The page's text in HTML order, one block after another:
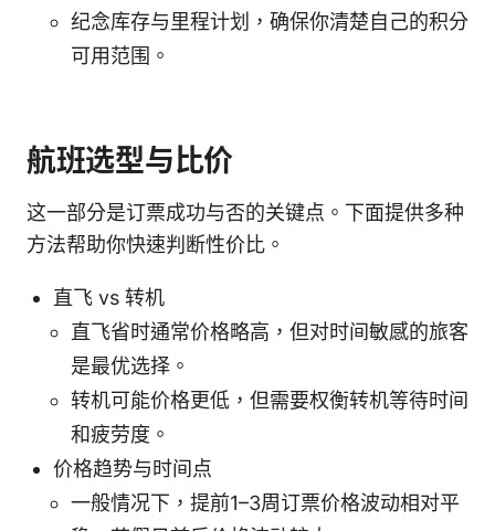
纪念库存与里程计划，确保你清楚自己的积分
可用范围。
航班选型与比价
这一部分是订票成功与否的关键点。下面提供多种
方法帮助你快速判断性价比。
直飞 vs 转机
直飞省时通常价格略高，但对时间敏感的旅客
是最优选择。
转机可能价格更低，但需要权衡转机等待时间
和疲劳度。
价格趋势与时间点
一般情况下，提前1–3周订票价格波动相对平